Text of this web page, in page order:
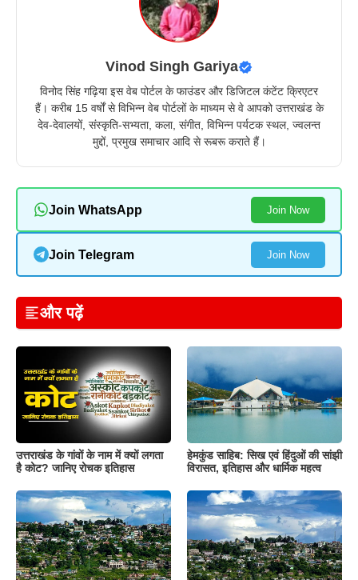
Vinod Singh Gariya
विनोद सिंह गढ़िया इस वेब पोर्टल के फाउंडर और डिजिटल कंटेंट क्रिएटर
हैं। करीब 15 वर्षों से विभिन्न वेब पोर्टलों के माध्यम से वे आपको उत्तराखंड के
देव-देवालयों, संस्कृति-सभ्यता, कला, संगीत, विभिन्न पर्यटक स्थल, ज्वलन्त
मुद्दों, प्रमुख समाचार आदि से रूबरू कराते हैं।
Join WhatsApp Join Now
Join Telegram Join Now
और पढ़ें
उत्तराखंड के गांवों के नाम में क्यों लगता
है कोट? जानिए रोचक इतिहास
हेमकुंड साहिब: सिख एवं हिंदुओं की सांझी
विरासत, इतिहास और धार्मिक महत्व